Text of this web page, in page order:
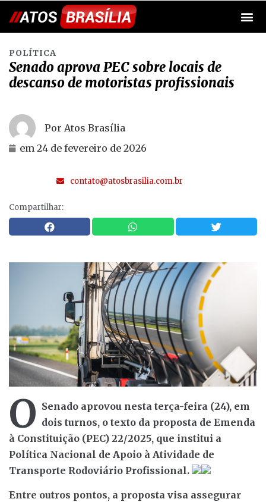
POLÍTICA
Senado aprova PEC sobre locais de
descanso de motoristas profissionais
Por Atos Brasília
em 24 de fevereiro de 2026
contato@atosbrasilia.com.br
Compartilhar:
O Senado aprovou nesta terça-feira (24), em
dois turnos, o texto da proposta de Emenda
à Constituição (PEC) 22/2025, que institui a
Política Nacional de Apoio à Atividade de
Transporte Rodoviário Profissional.
Entre outros pontos, a proposta visa assegurar